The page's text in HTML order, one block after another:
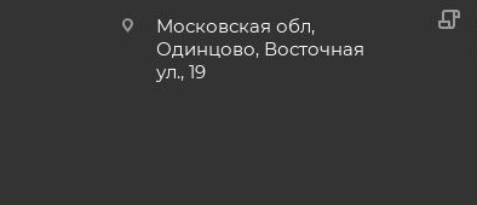
Московская обл,
Одинцово, Восточная
ул., 19